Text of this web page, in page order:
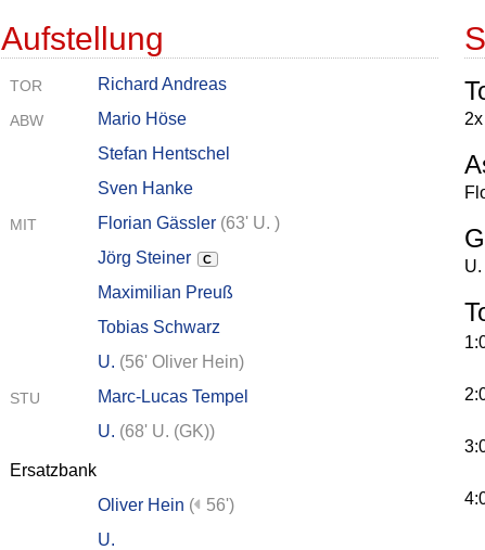
Aufstellung
TOR Richard Andreas
ABW
Mario Höse
Stefan Hentschel
Sven Hanke
MIT Florian Gässler (63' U. )
Jörg Steiner
C
Maximilian Preuß
Tobias Schwarz
U. (56' Oliver Hein)
STU
Marc-Lucas Tempel
U. (68' U. (GK))
Ersatzbank
Oliver Hein (
56')
U.
U.